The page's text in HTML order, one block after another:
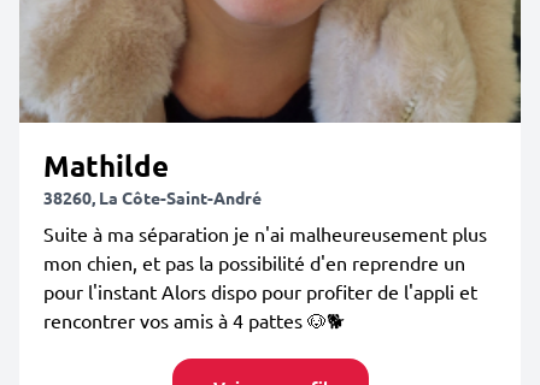
Mathilde
38260, La Côte-Saint-André
Suite à ma séparation je n'ai malheureusement plus
mon chien, et pas la possibilité d'en reprendre un
pour l'instant Alors dispo pour profiter de l'appli et
rencontrer vos amis à 4 pattes 🐶🐕